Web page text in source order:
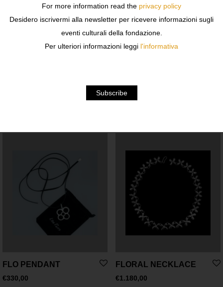
Dimensioni : 43 cm
FLO PENDANT
€330,00
FLORAL NECKLACE
€1.180,00
For more information read the privacy policy
Desidero iscrivermi alla newsletter per ricevere informazioni sugli
eventi culturali della fondazione.
Per ulteriori informazioni leggi l'informativa